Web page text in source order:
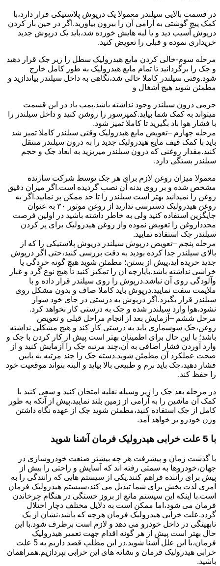
در قسمت بالایی سیلندر معمولا یک درپوش پلاستیکی قرار دارد،با
کمک پیچ گوشتی به آرامی آن را بیرون بیاورید.اگر در حین باز کردن
درپوش آسیب دید و یا لبه هایش خورده شد،باید یک درپوش جدید
خریداری نموده و قبلی را تعویض کنید.
مرحله سوم-خالی کردن مایع هیدرولیک سطل را زیر جک قرار دهید
و جک را برگردانید تا تمام مایع هیدرولیک به طور کامل خارج
شود.وقتی سیلندر کاملا خالی شد،نگاهی به داخل سیلندر بیاندازید و
مطمئن شوید هیچ آشغال و
جرمی درون سیلندر وجود نداشته باشد.پمپ باد در این قسمت
میتواند به کمک شما بیاید.کمپرسور را روشن کنید و داخل سیلندر را
با فشار هوا باد بگیرید تا کاملا تمیز شود.
مرحله چهارم –تعویض مایع هیدرولیک وقتی سیلندر کاملا تمیز شد
باید با کمک قیف مایع هیدرولیک جدید را به درون سیلندر منتقل
کنید.مقدار روغنی که درون سیلندر میریزید به ابعاد جک و حجم
سیلندر بستگی دارد.
معمولا میزان روغن لازم برای هر جک توسط شرکت سازنده
مشخص شده و بر روی بدنه آن نصب گردیده است.اگر میزان دقیق
روغن را نمیدانید بهتر است سیلندر را تا حد ممکن پر نمایید.اگر به
روغن هیدرولیک دسترسی ندارید از روغن موتور ۳۰ به عنوان
جایگزین استفاده کنید ولی به خاطر داشته باشید در اولین فرصت
مجدداروغن را تعویض نموده واز روغن هیدرولیک برای پر کردن
سیلندر جک استفاده نمایید.
مرحله پنجم –تعویض درپوش سیلندر درپوش پلاستیکی را که از
بالای سیلندر جدا کرده بودید به دقت بررسی کنید،حتی اگر درپوش
جدید خریده اید،پیش از بستن؛ مطمئن شوید هیچ گونه خردگی یا
خراشی نداشته باشد.باپارچه ان را تمکیز کنید تا هیچ نوع گرد و غبار
وآلودگی روی آن نباشد.درپوش را روی سیلندر قرار داده و با
ملایمت سفت نمایید.درپوش باید کاملا صاف و بدون مشکل روی
سیلندر قرار بگیرد.اگر درپوش به درستی در جای خود سوار
نشود،هوا وارد سیلندر شده و جک به درستی کار نخواهد کرد.
مرحل ششم –آزمایش بعد از انجام مراحل قبلی و تعویض
روغن،جک سوسماری باید به درستی کار کند و هیچ مشکلی نداشته
باشد؛ با این حال برای اطمینان بهتر است پیش از کار کردن با جک و
وارد آوردن فشار اضافی به آن،چند مرتبه جک را آزمایش کنید و از
صحت عملکرد آن مطمئن شوید.دسته جک را چند مرتبه به پایین
فشار دهید،جک باید نرم و طبیعی بالا بیاید و البته بتواند موقعیت خود
را حفظ کند.
در مرحله بعد جک را زیر وسیله نقلیه امتحان کنید و سعی کنید با
کمک آن ماشین را به آرامی از زمین بلند نمایید.پیش از آنکه به طور
کامل از جک استفاده کنید،مطمئن شوید جک از عهده نگاه داشتن
وزن خودرو بر خواهد آمد.
با 5 علت خرابی هیدرولیک فرمان آشنا شوید
با گذشت زمان و پیشرفت هر چه بیشتر صنعت خودروسازی در
جهان،خودروها به سمتی رفته اند که آسایش و راحتی را بیش از
پیش برای راننده فراهم کنند.یکی از سیستم هایی که رانندگی را به
امری لذت بخش برای شما تبدیل می کند،سیستم هیدرولیک فرمان
است.با اینکه این سیستم مانع از بروز خستگی در هنگام چرخاندن
فرمان می شود،اما ممکن است به دلایل مختلف دچار اختلال
گردد.علت خرابی هیدرولیک فرمان هرچه که باشد،نشان از یک
نابهینگی در داخل خودرو می دهد و لازم است برطرف شود.با این
حال بهتر است پیش از هر گونه اقدام جهت تعمیر هیدرولیک
فرمان،با این علل آشنا شوید.در این مطلب قصد داریم به 5 علت
خرابی هیدرولیک فرمان و نشانه های این خرابی بپردازیم.همراهمان
باشید.